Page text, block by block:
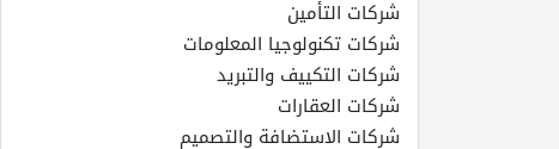
شركات التأمين
شركات تكنولوجيا المعلومات
شركات التكييف والتبريد
شركات العقارات
شركات الاستضافة والتصميم